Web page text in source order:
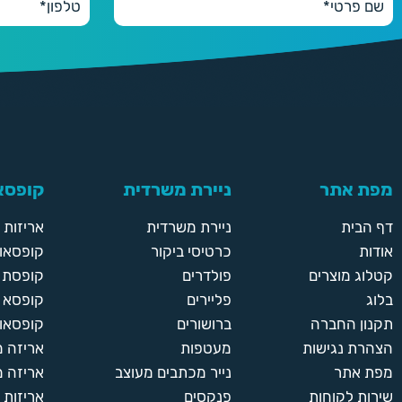
מפת אתר
דף הבית
אודות
קטלוג מוצרים
בלוג
תקנון החברה
הצהרת נגישות
מפת אתר
שירות לקוחות
ניירת משרדית
ניירת משרדית
כרטיסי ביקור
פולדרים
פליירים
ברושורים
מעטפות
נייר מכתבים מעוצב
פנקסים
אריזות
קופסת
אריזה